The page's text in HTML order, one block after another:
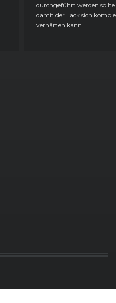
durchgeführt werden sollte
damit der Lack sich
verhärten kann.